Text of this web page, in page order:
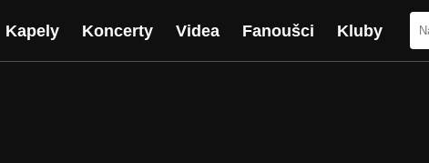
Kapely Koncerty Videa Fanoušci Kluby